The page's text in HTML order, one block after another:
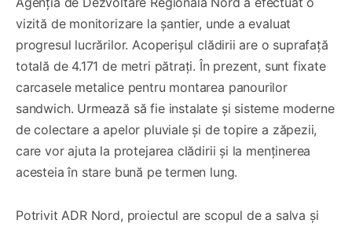
vizită de monitorizare la șantier, unde a evaluat
progresul lucrărilor. Acoperișul clădirii are o suprafață
totală de 4.171 de metri pătrați. În prezent, sunt fixate
carcasele metalice pentru montarea panourilor
sandwich. Urmează să fie instalate și sisteme moderne
de colectare a apelor pluviale și de topire a zăpezii,
care vor ajuta la protejarea clădirii și la menținerea
acesteia în stare bună pe termen lung.
Potrivit ADR Nord, proiectul are scopul de a salva și